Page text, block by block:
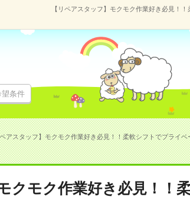
【リペアスタッフ】モクモク作業好き必見！
条件
アスタッフ】モクモク作業好き必見！！柔軟シフトでプライ
クモク作業好き必見！！